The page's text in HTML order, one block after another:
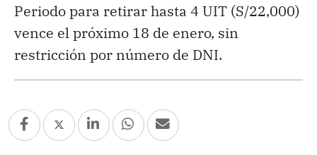
Periodo para retirar hasta 4 UIT (S/22,000)
vence el próximo 18 de enero, sin
restricción por número de DNI.